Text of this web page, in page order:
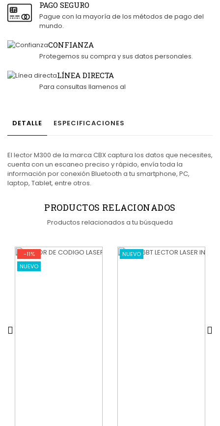
PAGO SEGURO
Pague con la mayoría de los métodos de pago del
mundo.
CONFIANZA
Protegemos su compra y sus datos personales.
LÍNEA DIRECTA
Para consultas llamenos al
DETALLE ESPECIFICACIONES
El lector M300 de la marca CBX captura los datos que necesites,
cuenta con un escaneo preciso y rápido, envía toda la
información por conexión Bluetooth a tu smartphone, PC,
laptop, Tablet, entre otros.
PRODUCTOS RELACIONADOS
Productos relacionados a tu búsqueda
-11%
NUEVO
NUEVO